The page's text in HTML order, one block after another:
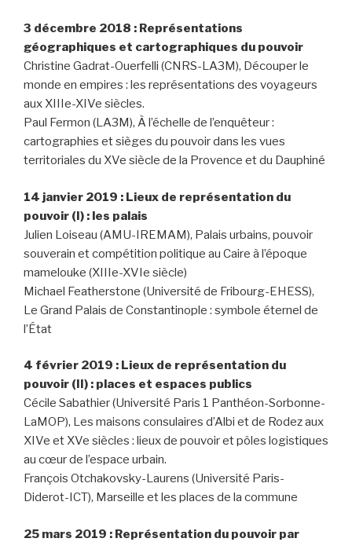
3 décembre 2018 : Représentations
géographiques et cartographiques du pouvoir
Christine Gadrat-Ouerfelli (CNRS-LA3M), Découper le
monde en empires : les représentations des voyageurs
aux XIIIe-XIVe siècles.
Paul Fermon (LA3M), À l’échelle de l’enquêteur :
cartographies et sièges du pouvoir dans les vues
territoriales du XVe siècle de la Provence et du Dauphiné
14 janvier 2019 : Lieux de représentation du
pouvoir (I) : les palais
Julien Loiseau (AMU-IREMAM), Palais urbains, pouvoir
souverain et compétition politique au Caire à l’époque
mamelouke (XIIIe-XVIe siècle)
Michael Featherstone (Université de Fribourg-EHESS),
Le Grand Palais de Constantinople : symbole éternel de
l’État
4 février 2019 : Lieux de représentation du
pouvoir (II) : places et espaces publics
Cécile Sabathier (Université Paris 1 Panthéon-Sorbonne-
LaMOP), Les maisons consulaires d’Albi et de Rodez aux
XIVe et XVe siècles : lieux de pouvoir et pôles logistiques
au cœur de l’espace urbain.
François Otchakovsky-Laurens (Université Paris-
Diderot-ICT), Marseille et les places de la commune
25 mars 2019 : Représentation du pouvoir par